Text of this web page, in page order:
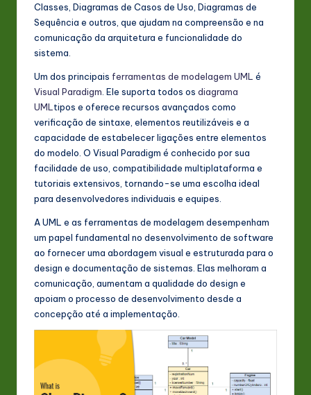
in
A
&
o
ft
w
In
Classes, Diagramas de Casos de Uso, Diagramas de
Sequência e outros, que ajudam na compreensão e na
comunicação da arquitetura e funcionalidade do
sistema.
Um dos principais ferramentas de modelagem UML é
Visual Paradigm . Ele suporta todos os diagrama
UML tipos e oferece recursos avançados como
verificação de sintaxe, elementos reutilizáveis e a
capacidade de estabelecer ligações entre elementos
do modelo. O Visual Paradigm é conhecido por sua
facilidade de uso, compatibilidade multiplataforma e
tutoriais extensivos, tornando-se uma escolha ideal
para desenvolvedores individuais e equipes.
A UML e as ferramentas de modelagem desempenham
um papel fundamental no desenvolvimento de software
ao fornecer uma abordagem visual e estruturada para o
design e documentação de sistemas. Elas melhoram a
comunicação, aumentam a qualidade do design e
apoiam o processo de desenvolvimento desde a
concepção até a implementação.